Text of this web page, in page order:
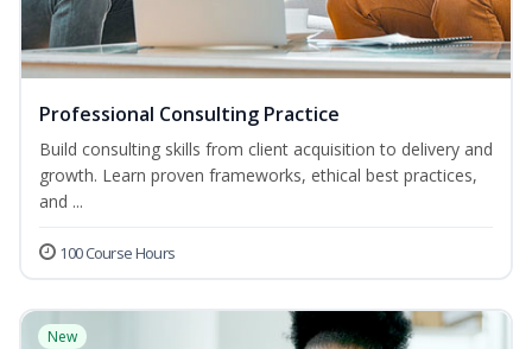
Professional Consulting Practice
Build consulting skills from client acquisition to delivery and
growth. Learn proven frameworks, ethical best practices,
and ...
100 Course Hours
New